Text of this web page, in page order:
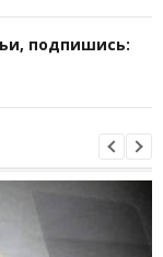
подпишись: